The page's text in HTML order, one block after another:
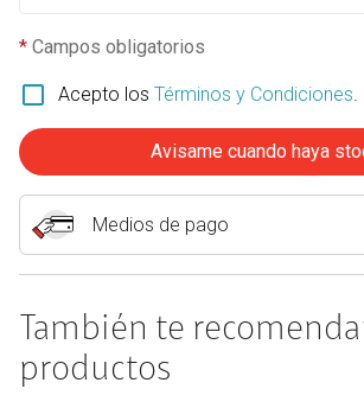
* Campos obligatorios
Acepto los Términos y Condiciones.
Avisame cuando haya
Medios de pago
También te
productos